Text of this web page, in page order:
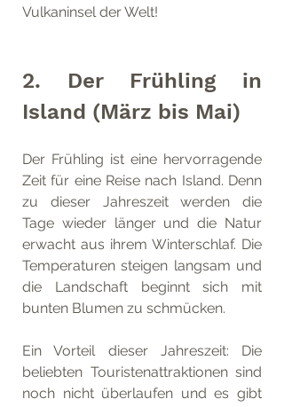
Vulkaninsel der Welt!
2. Der Frühling in
Island (März bis Mai)
Der Frühling ist eine hervorragende
Zeit für eine Reise nach Island. Denn
zu dieser Jahreszeit werden die
Tage wieder länger und die Natur
erwacht aus ihrem Winterschlaf. Die
Temperaturen steigen langsam und
die Landschaft beginnt sich mit
bunten Blumen zu schmücken.
Ein Vorteil dieser Jahreszeit: Die
beliebten Touristenattraktionen sind
noch nicht überlaufen und es gibt